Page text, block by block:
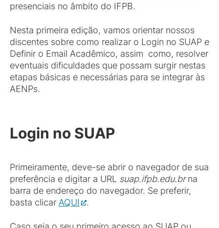
presenciais no âmbito do IFPB.
Nesta primeira edição, vamos orientar nossos
discentes sobre como realizar o Login no SUAP e
Definir o Email Acadêmico, assim como, resolver
eventuais dificuldades que possam surgir nestas
etapas básicas e necessárias para se integrar às
AENPs.
Login no SUAP
Primeiramente, deve-se abrir o navegador de sua
preferência e digitar a URL suap.ifpb.edu.brna
barra de endereço do navegador. Se preferir,
basta clicar AQUI .